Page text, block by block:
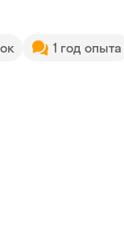
1 год опыта